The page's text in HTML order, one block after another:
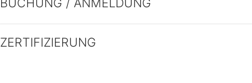
BUCHUNG / ANMELDUNG
ZERTIFIZIERUNG